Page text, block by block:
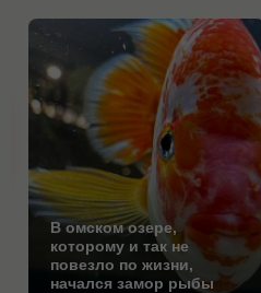
В омском озере,
которому и так не
повезло по жизни,
начался замор рыбы